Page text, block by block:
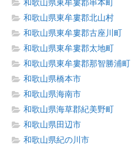
和歌山県東牟婁郡串本町
和歌山県東牟婁郡北山村
和歌山県東牟婁郡古座川町
和歌山県東牟婁郡太地町
和歌山県東牟婁郡那智勝浦町
和歌山県橋本市
和歌山県海南市
和歌山県海草郡紀美野町
和歌山県田辺市
和歌山県紀の川市